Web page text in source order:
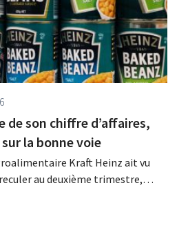
de son chiffre d’affaires,
la bonne voie
Kraft Heinz ait vu
au deuxième trimestre,